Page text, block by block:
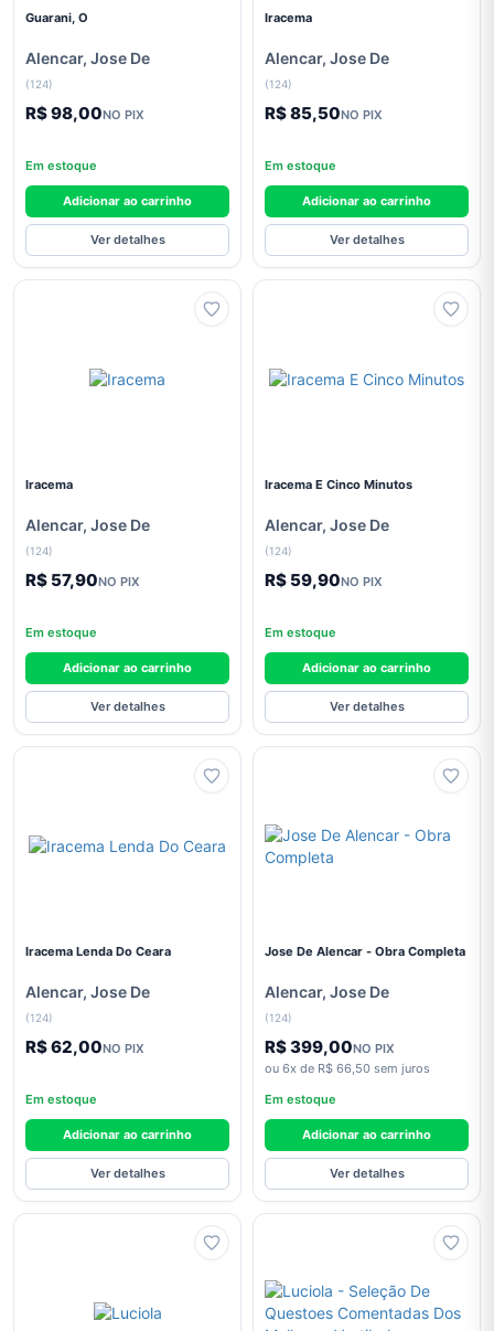
Fitness
Sinek
Sociologia
teste
Viagem
Suassuna
Arthur
Conan
Cury
Bram
Stoker
C. S.
Lewis
Andrade
Lispector
Colleen
Hoover
Conceição
Carnegie
Brown
Guarani, O
Alencar, Jose De
(124)
R$ 98,00NO PIX
Em estoque
Adicionar ao carrinho
Ver detalhes
Iracema
Alencar, Jose De
(124)
R$ 85,50NO PIX
Em estoque
Adicionar ao carrinho
Ver detalhes
Iracema
Alencar, Jose De
(124)
R$ 57,90NO PIX
Em estoque
Adicionar ao carrinho
Ver detalhes
Iracema E Cinco Minutos
Alencar, Jose De
(124)
R$ 59,90NO PIX
Em estoque
Adicionar ao carrinho
Ver detalhes
Iracema Lenda Do Ceara
Alencar, Jose De
(124)
R$ 62,00NO PIX
Em estoque
Adicionar ao carrinho
Ver detalhes
Jose De Alencar - Obra Completa
Alencar, Jose De
(124)
R$ 399,00NO PIX
ou 6x de R$ 66,50 sem juros
Em estoque
Adicionar ao carrinho
Ver detalhes